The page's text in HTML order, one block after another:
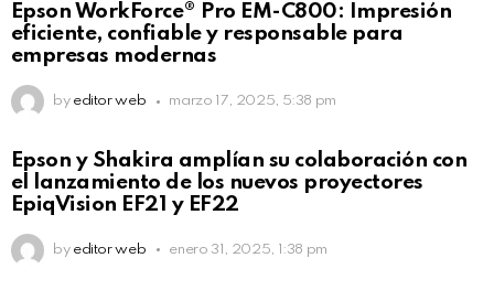
Epson WorkForce® Pro EM-C800: Impresión
eficiente, confiable y responsable para
empresas modernas
by editor web marzo 17, 2025, 5:38 pm
Epson y Shakira amplían su colaboración con
el lanzamiento de los nuevos proyectores
EpiqVision EF21 y EF22
by editor web enero 31, 2025, 1:38 pm